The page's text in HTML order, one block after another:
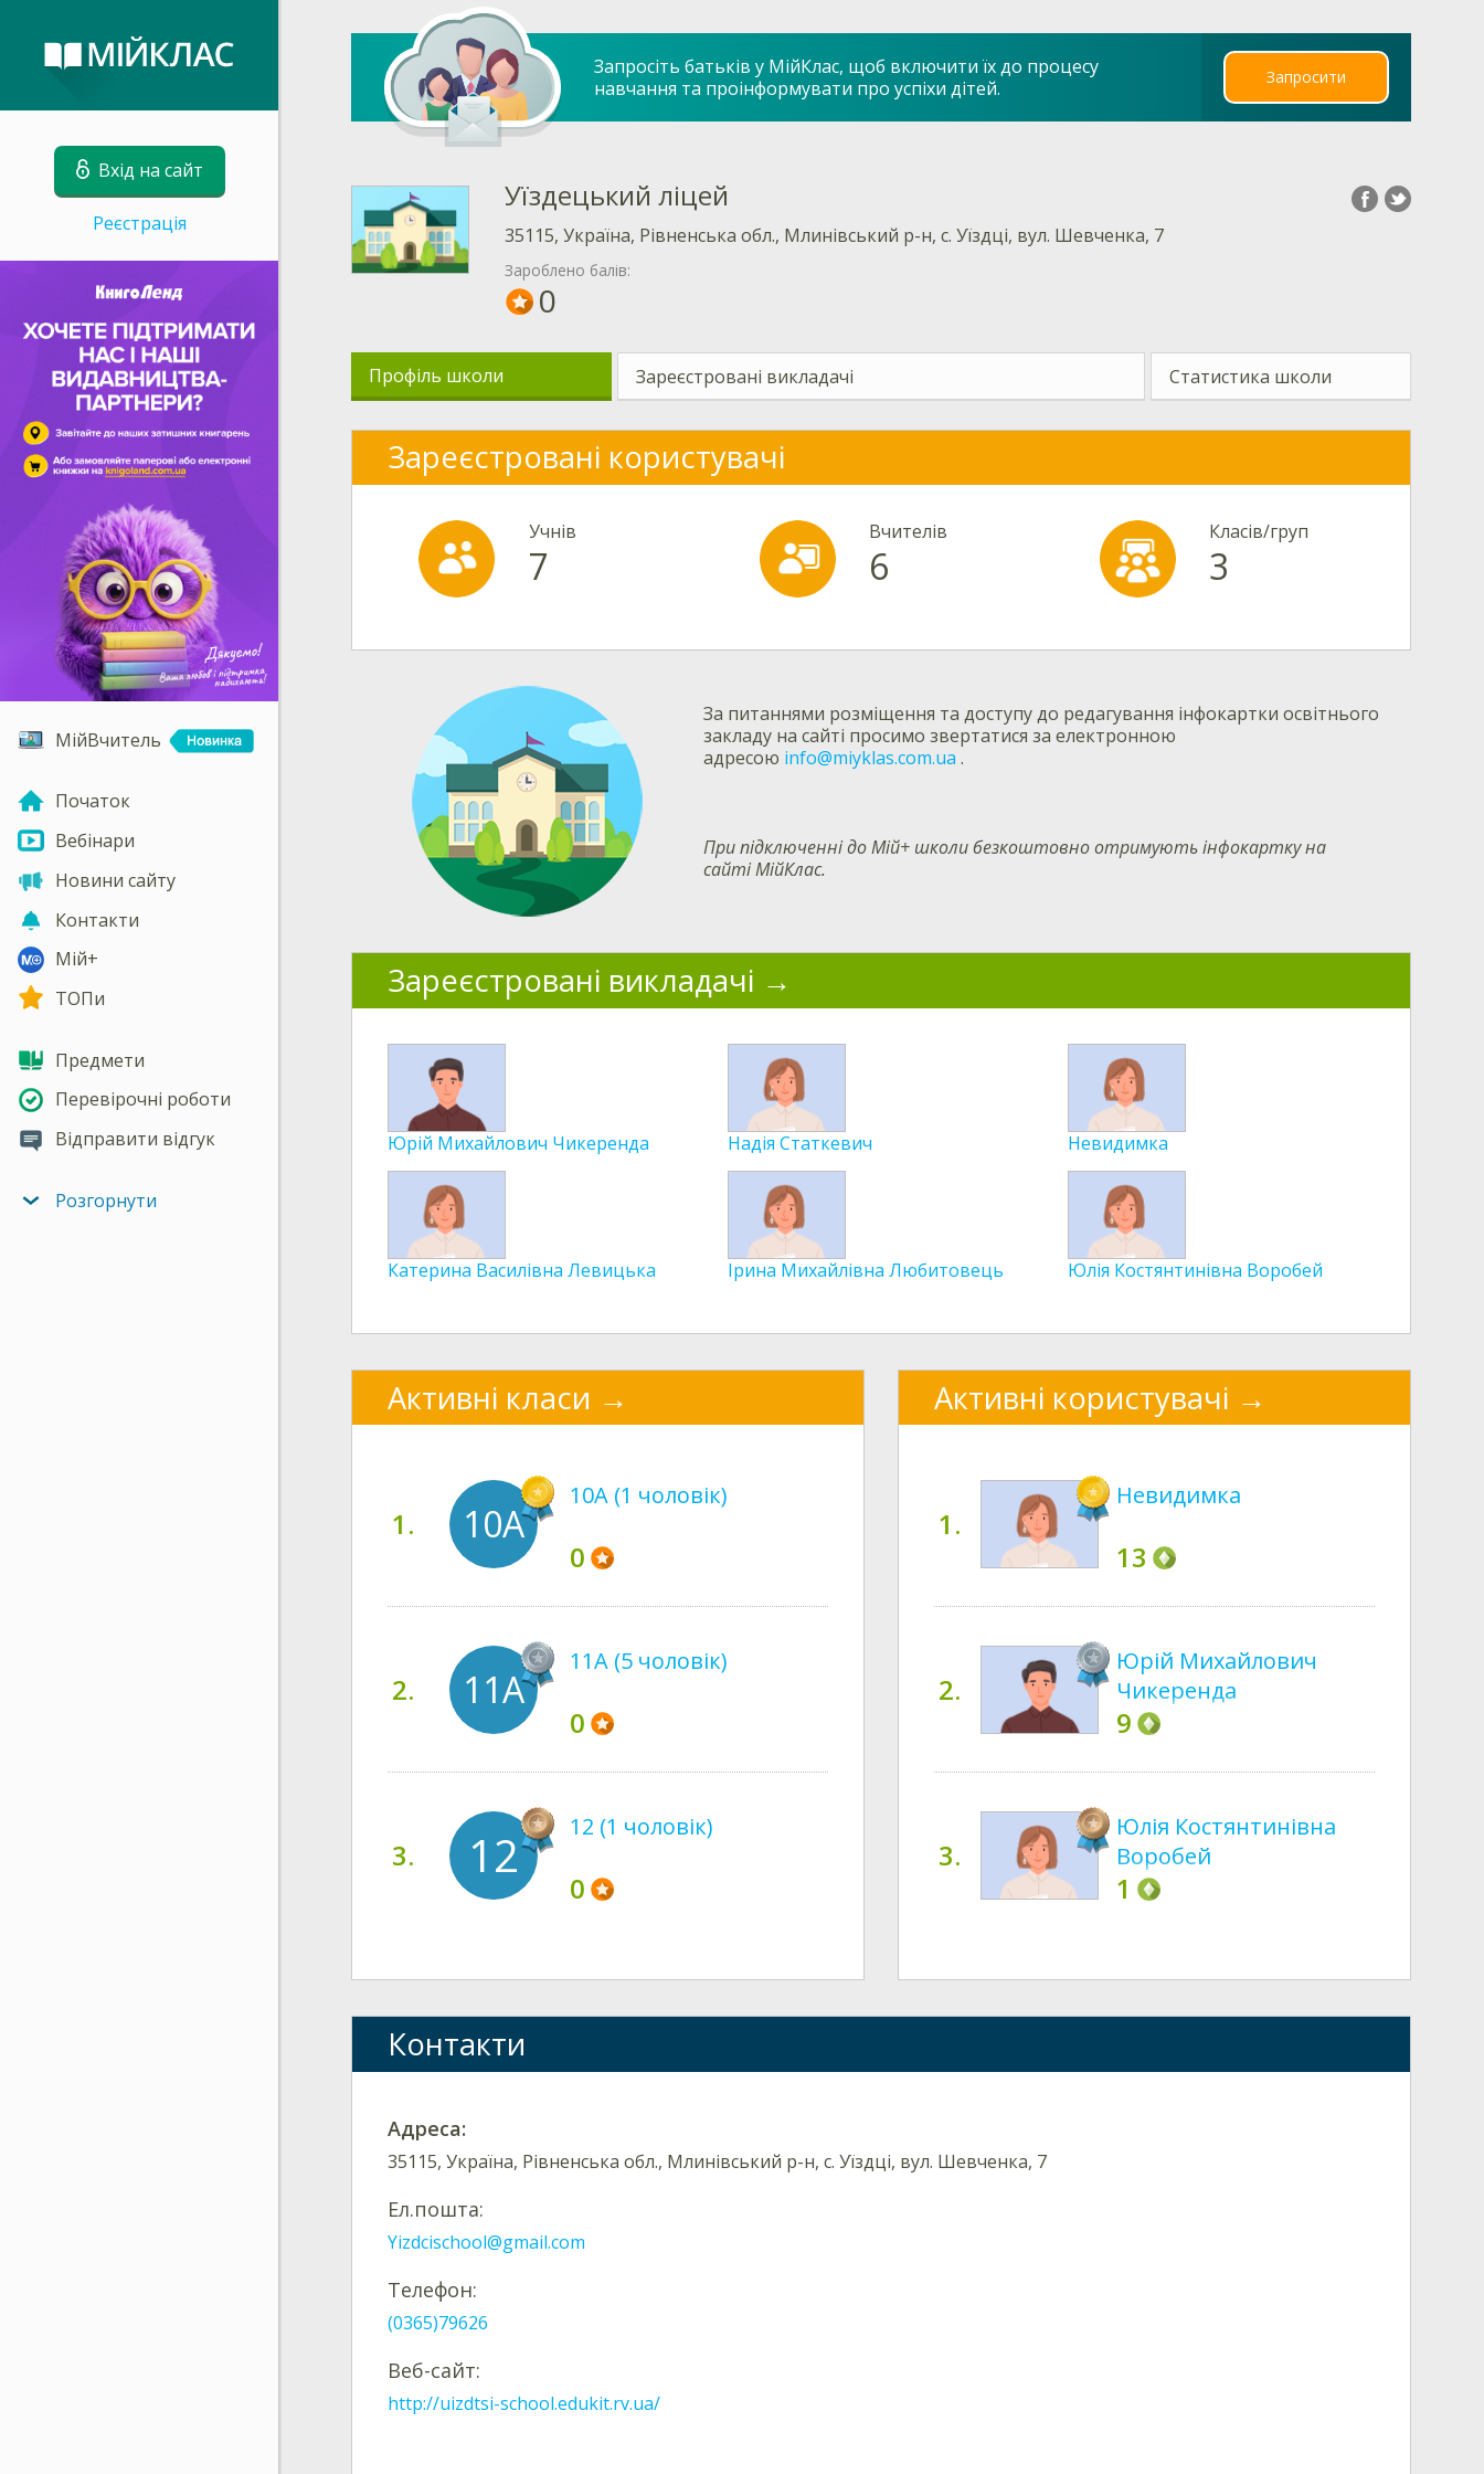
Вхід на сайт
Реєстрація
МійВчитель
Початок
Вебінари
Новини сайту
Контакти
Мій+
ТОПи
Предмети
Перевірочні роботи
Відправити відгук
Розгорнути
Запросіть батьків у МійКлас, щоб включити їх до процесу
навчання та проінформувати про успіхи дітей.
Запросити
Уїздецький ліцей
35115, Україна, Рівненська обл., Млинівський р-н, с. Уїздці, вул. Шевченка, 7
Зароблено балів:
0
Профіль школи Зареєстровані викладачі Статистика школи
Зареєстровані користувачі
Учнів
7
Вчителів
6
Класів/груп
3
За питаннями розміщення та доступу до редагування інфокартки освітнього
закладу на сайті просимо звертатися за електронною
адресою info@miyklas.com.ua .
При підключенні до Мій+ школи безкоштовно отримують інфокартку на
сайті МійКлас.
Зареєстровані викладачі
Юрій Михайлович Чикеренда Надія Статкевич Невидимка
Катерина Василівна Левицька Ірина Михайлівна Любитовець Юлія Костянтинівна Воробей
Активні класи
1. 10А
10А (1 чоловік)
0
2. 11А
11А (5 чоловік)
0
3. 12 12 (1 чоловік)
0
Активні користувачі
1.
Невидимка
13
2.
Юрій Михайлович
Чикеренда
9
3.
Юлія Костянтинівна
Воробей
1
Контакти
Адреса:
35115, Україна, Рівненська обл., Млинівський р-н, с. Уїздці, вул. Шевченка, 7
Ел.пошта:
Yizdcischool@gmail.com
Телефон:
(0365)79626
Веб-сайт:
http://uizdtsi-school.edukit.rv.ua/